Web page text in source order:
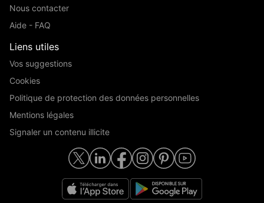
Nous contacter
Aide - FAQ
Liens utiles
Vos suggestions
Cookies
Politique de protection des données personnelles
Mentions légales
Signaler un contenu illicite